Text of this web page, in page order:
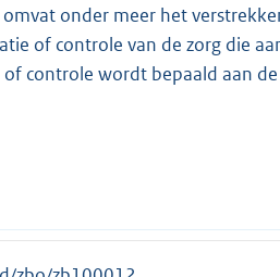
onder meer het
of controle van de zorg die
controle wordt bepaald aan